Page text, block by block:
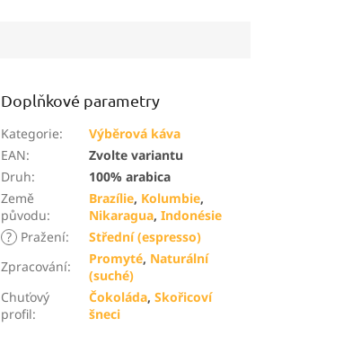
Doplňkové parametry
Kategorie:
Výběrová káva
EAN:
Zvolte variantu
Druh:
100% arabica
Země
původu:
Brazílie, Kolumbie,
Nikaragua,Indonésie
? Pražení:
Střední (espresso)
Zpracování: Promyté, Naturální
(suché)
Chuťový
profil:
Čokoláda,Skořicoví
šneci